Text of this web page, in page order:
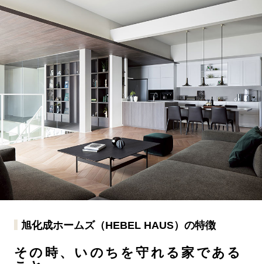
旭化成ホームズ（HEBEL HAUS）の特徴
その時、いのちを守れる家である